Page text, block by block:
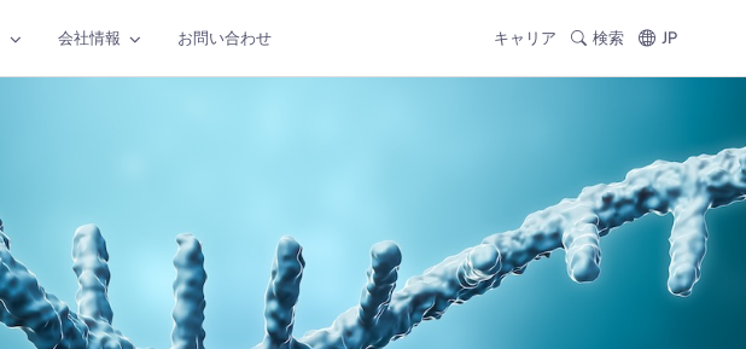
会社情報 お問い合わせ キャリア 検索 JP